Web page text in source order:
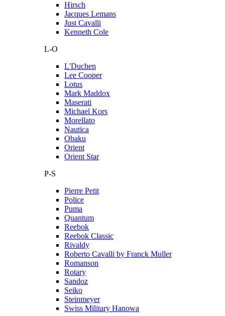
Hirsch
Jacques Lemans
Just Cavalli
Kenneth Cole
L-O
L'Duchen
Lee Cooper
Lotus
Mark Maddox
Maserati
Michael Kors
Morellato
Nautica
Obaku
Orient
Orient Star
P-S
Pierre Petit
Police
Puma
Quantum
Reebok
Reebok Classic
Rivaldy
Roberto Cavalli by Franck Muller
Romanson
Rotary
Sandoz
Seiko
Steinmeyer
Swiss Military Hanowa